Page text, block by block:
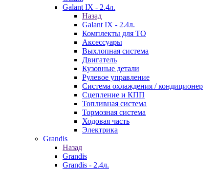
Galant IX - 2.4л.
Назад
Galant IX - 2.4л.
Комплекты для ТО
Аксессуары
Выхлопная система
Двигатель
Кузовные детали
Рулевое управление
Система охлаждения / кондиционер
Сцепление и КПП
Топливная система
Тормозная система
Ходовая часть
Электрика
Grandis
Назад
Grandis
Grandis - 2.4л.